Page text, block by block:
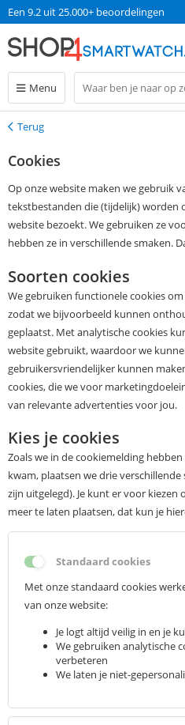
Een 9.2 uit 25.000+ beoordelingen
Menu
Terug
Terug
Cookies
Op onze website maken we gebruik
tekstbestanden die (tijdelijk) worden
website bezoekt. We gebruiken ze
hebben ze in verschillende smaken.
Soorten cookies
We gebruiken functionele cookies
zodat we bijvoorbeeld kunnen
geplaatst. Met analytische cookies
website gebruikt, waardoor we
gebruikersvriendelijker kunnen
cookies, die we voor
van relevante advertenties voor jou.
Kies je cookies
Zoals we in de cookiemelding
kwam, plaatsen we drie
zijn uitgelegd). Je kunt er voor
meer te laten plaatsen, dat kun je
Standaard cookies
Met onze standaard cookies
van onze website:
Je logt altijd veilig in en je
We gebruiken analytische
verbeteren
We laten je niet-